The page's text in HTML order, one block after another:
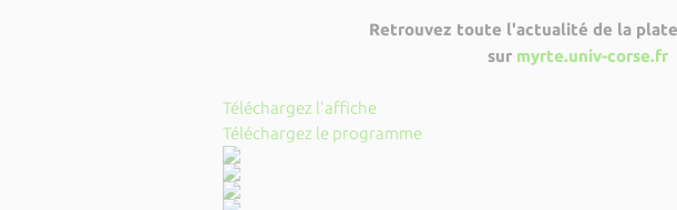
Retrouvez toute l'actualité de la
sur myrte.univ-corse.fr
Téléchargez l'affiche
Téléchargez le programme